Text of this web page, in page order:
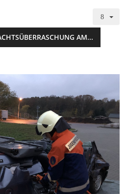
AM...